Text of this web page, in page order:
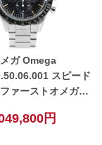
ガ Omega
スピード
ァーストオメガイ
き ステンレス メン
円